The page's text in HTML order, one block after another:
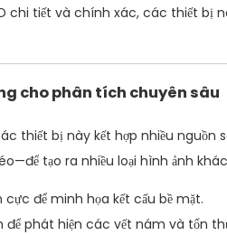
chi tiết và chính xác, các thiết bị
cho phân tích chuyên sâu
thiết bị này kết hợp nhiều
tạo ra nhiều loại hình ảnh
để minh họa kết cấu bề mặt.
phát hiện các vết nám và tổn